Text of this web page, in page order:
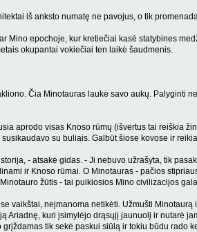
iš anksto numatę ne pavojus, o tik
Mino epochoje, kur kretiečiai kasė statybines
okupantai vokiečiai ten laikė šaudmenis.
Čia Minotauras laukė savo aukų. Palyginti
aprodo visas Knoso rūmų (išvertus tai reiškia
su buliais. Galbūt šiose kovose ir
- atsakė gidas. - Ji nebuvo užrašyta, tik
ir Knoso rūmai. O Minotauras - pačios
žūtis - tai puikiosios Mino civilizacijos
vaikštai, neįmanoma netikėti. Užmušti
Ariadnę, kuri įsimylėjo drąsųjį jaunuolį ir nutarė
tik sekė paskui siūlą ir tokiu būdu rado